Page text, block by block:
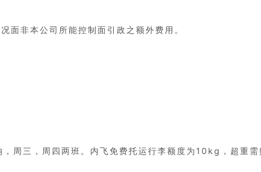
面非本公司所能控制面引政之额外费用。
周三，周四两班。内飞免费托运行李额度为10kg，超重需